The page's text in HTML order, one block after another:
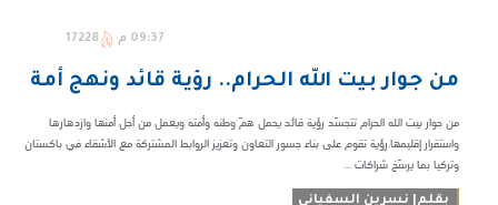
09:37 م 17228
من جوار بيت الله الحرام.. رؤية قائد ونهج أمة
من جوار بيت الله الحرام تتجسّد رؤية قائد يحمل همّ وطنه وأمته ويعمل من أجل أمنها وازدهارها
واستقرار إقليمها.رؤية تقوم على بناء جسور التعاون وتعزيز الروابط المشتركة مع الأشقاء في باكستان
وتركيا بما يرسّخ شراكات ...
بقلم| نسرين السفياني